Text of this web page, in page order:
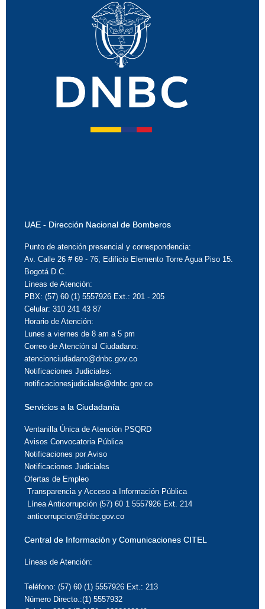
UAE - Dirección Nacional de Bomberos
Punto de atención presencial y correspondencia:
Av. Calle 26 # 69 - 76, Edificio Elemento Torre Agua Piso 15.
Bogotá D.C.
Líneas de Atención:
PBX: (57) 60 (1) 5557926 Ext.: 201 - 205
Celular: 310 241 43 87
Horario de Atención:
Lunes a viernes de 8 am a 5 pm
Correo de Atención al Ciudadano:
atencionciudadano@dnbc.gov.co
Notificaciones Judiciales:
notificacionesjudiciales@dnbc.gov.co
Servicios a la Ciudadanía
Ventanilla Única de Atención PSQRD
Avisos Convocatoria Pública
Notificaciones por Aviso
Notificaciones Judiciales
Ofertas de Empleo
Transparencia y Acceso a Información Pública
Línea Anticorrupción (57) 60 1 5557926 Ext. 214
anticorrupcion@dnbc.gov.co
Central de Información y Comunicaciones CITEL
Líneas de Atención:
Teléfono: (57) 60 (1) 5557926 Ext.: 213
Número Directo.:(1) 5557932